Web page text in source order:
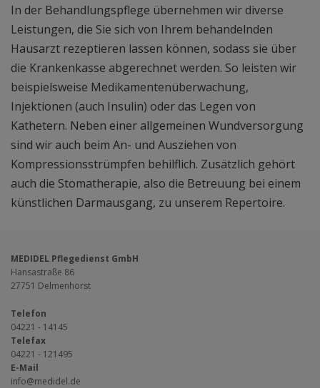
In der Behandlungspflege übernehmen wir diverse
Leistungen, die Sie sich von Ihrem behandelnden
Hausarzt rezeptieren lassen können, sodass sie über
die Krankenkasse abgerechnet werden. So leisten wir
beispielsweise Medikamentenüberwachung,
Injektionen (auch Insulin) oder das Legen von
Kathetern. Neben einer allgemeinen Wundversorgung
sind wir auch beim An- und Ausziehen von
Kompressionsstrümpfen behilflich. Zusätzlich gehört
auch die Stomatherapie, also die Betreuung bei einem
künstlichen Darmausgang, zu unserem Repertoire.
MEDIDEL Pflegedienst GmbH
Hansastraße 86
27751 Delmenhorst
Telefon
04221 - 14145
Telefax
04221 - 121495
E-Mail
info@medidel.de